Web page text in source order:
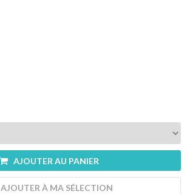
AJOUTER AU PANIER
AJOUTER À MA SÉLECTION